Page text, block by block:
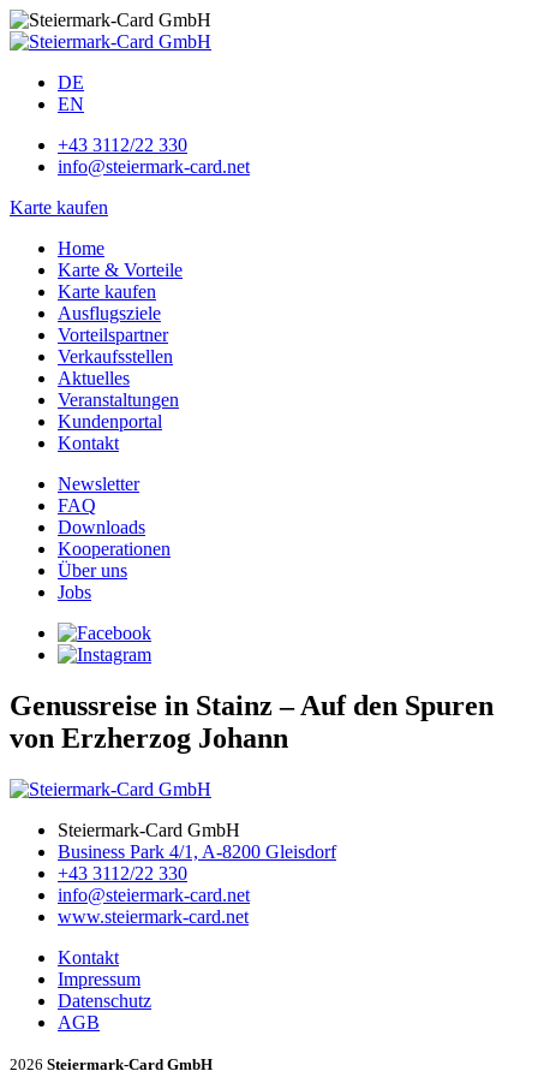
DE
EN
+43 3112/22 330
info@steiermark-card.net
Karte kaufen
Home
Karte & Vorteile
Karte kaufen
Ausflugsziele
Vorteilspartner
Verkaufsstellen
Aktuelles
Veranstaltungen
Kundenportal
Kontakt
Newsletter
FAQ
Downloads
Kooperationen
Über uns
Jobs
Genussreise in Stainz – Auf den Spuren
von Erzherzog Johann
Steiermark-Card GmbH
Business Park 4/1, A-8200 Gleisdorf
+43 3112/22 330
info@steiermark-card.net
www.steiermark-card.net
Kontakt
Impressum
Datenschutz
AGB
2026 Steiermark-Card GmbH